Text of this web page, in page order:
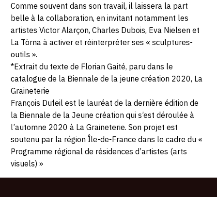
Comme souvent dans son travail, il laissera la part
belle à la collaboration, en invitant notamment les
artistes Victor Alarçon, Charles Dubois, Eva Nielsen et
La Tòrna à activer et réinterpréter ses « sculptures-
outils ».
*Extrait du texte de Florian Gaité, paru dans le
catalogue de la Biennale de la jeune création 2020, La
Graineterie
François Dufeil est le lauréat de la dernière édition de
la Biennale de la Jeune création qui s’est déroulée à
l’automne 2020 à La Graineterie. Son projet est
soutenu par la région Île-de-France dans le cadre du «
Programme régional de résidences d’artistes (arts
visuels) »